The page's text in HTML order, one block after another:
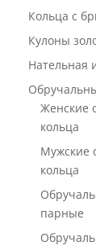
Кольца с
Кулоны
Нательная
Женские
кольца
Мужские
кольца
парные